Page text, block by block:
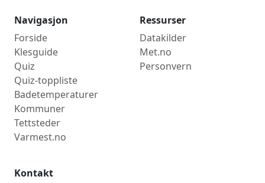
Navigasjon
Forside
Klesguide
Quiz
Quiz-toppliste
Badetemperaturer
Kommuner
Tettsteder
Varmest.no
Ressurser
Datakilder
Met.no
Personvern
Kontakt